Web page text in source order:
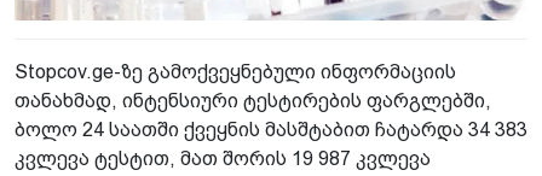
Stopcov.ge-ზე გამოქვეყნებული ინფორმაციის
თანახმად, ინტენსიური ტესტირების ფარგლებში,
ბოლო 24 საათში ქვეყნის მასშტაბით ჩატარდა 34 383
კვლევა ტესტით, მათ შორის 19 987 კვლევა